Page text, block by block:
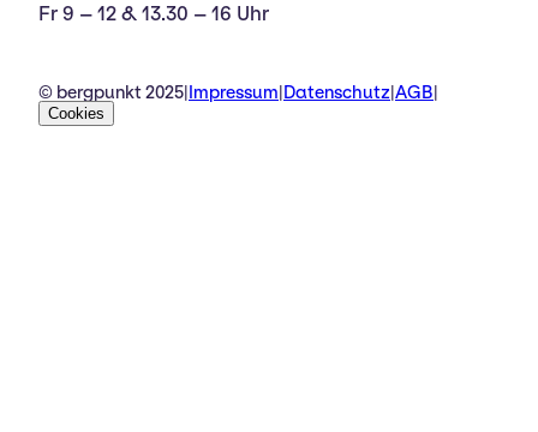
Fr 9 – 12 & 13.30 – 16 Uhr
© bergpunkt 2025 Impressum Datenschutz AGB
Cookies